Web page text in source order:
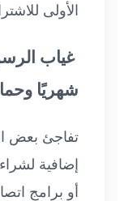
الأولى
غياب
شهريًا
تفاجئ بعض
إضافية
أو برامج